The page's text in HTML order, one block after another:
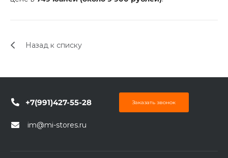
Назад к списку
+7(991)427-55-28 Заказать звонок
im@mi-stores.ru